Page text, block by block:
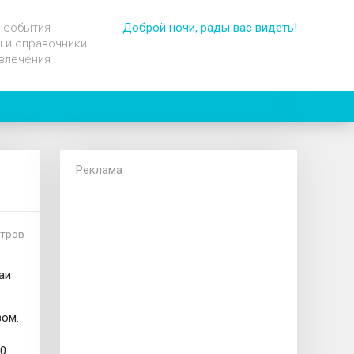
справочники
Доброй ночи, рады вас видеть!
Реклама